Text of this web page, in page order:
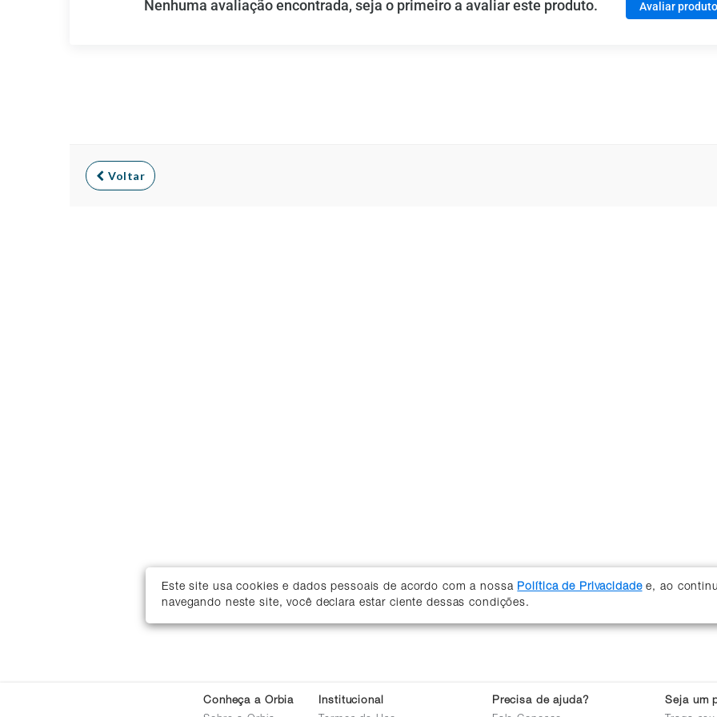
Este site usa cookies e dados pessoais de acordo com a nossa Política de Privacidadee, ao
navegando neste site, você declara estar ciente dessas condições.
Nenhuma avaliação encontrada, seja o primeiro a avaliar este produto. Avaliar produto
Voltar
Conheça a Orbia Institucional Precisa de ajuda? Seja um